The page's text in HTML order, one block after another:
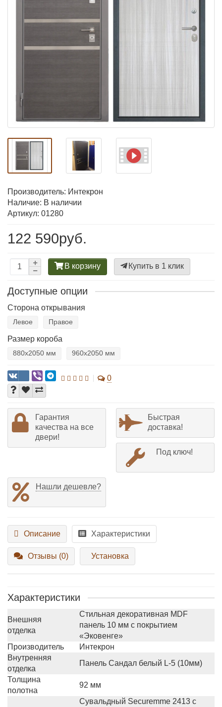
Производитель: Интекрон
Наличие: В наличии
Артикул: 01280
122 590руб.
В корзину Купить в 1 клик
Доступные опции
Сторона открывания
Левое Правое
Размер короба
880х2050 мм 960х2050 мм
0
Гарантия
качества на все
двери!
Быстрая
доставка!
Под ключ!
Нашли дешевле?
Описание Характеристики
Отзывы (0) Установка
Характеристики
Внешняя
отделка
Стильная декоративная MDF
панель 10 мм с покрытием
«Эковенге»
Производитель
Интекрон
Внутренняя
отделка
Панель Сандал белый L-5 (10мм)
Толщина
полотна
92 мм
Сувальдный Securemme 2413 с